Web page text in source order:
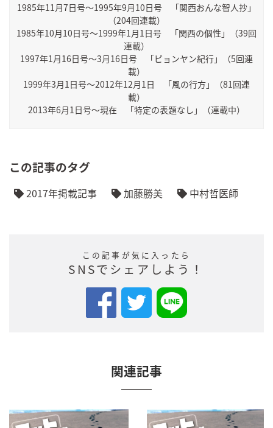
1985年11月7日号～1995年9月10日号 「関西おんな智人抄」
（204回連載）
1985年10月10日号～1999年1月1日号 「関西の個性」（39回
連載）
1997年1月16日号～3月16日号 「ピョンヤン紀行」（5回連
載）
1999年3月1日号～2012年12月1日 「風の行方」（81回連
載）
2013年6月1日号～現在 「特定の表題なし」（連載中）
この記事のタグ
2017年掲載記事 加藤勝美 中村哲医師
この記事が気に入ったら
SNSでシェアしよう！
関連記事